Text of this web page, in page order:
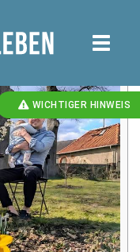
WICHTIGER HINWEIS
toggle